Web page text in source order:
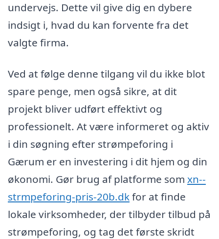
undervejs. Dette vil give dig en dybere
indsigt i, hvad du kan forvente fra det
valgte firma.
Ved at følge denne tilgang vil du ikke blot
spare penge, men også sikre, at dit
projekt bliver udført effektivt og
professionelt. At være informeret og aktiv
i din søgning efter strømpeforing i
Gærum er en investering i dit hjem og din
økonomi. Gør brug af platforme som xn--
strmpeforing-pris-20b.dkfor at finde
lokale virksomheder, der tilbyder tilbud på
strømpeforing, og tag det første skridt